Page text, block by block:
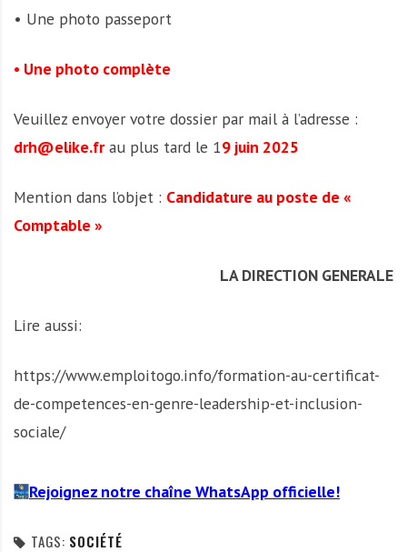
• Une photo passeport
• Une photo complète
Veuillez envoyer votre dossier par mail à l’adresse :
drh@elike.fr au plus tard le 19 juin 2025
Mention dans l’objet : Candidature au poste de «
Comptable »
LA DIRECTION GENERALE
Lire aussi:
https://www.emploitogo.info/formation-au-certificat-
de-competences-en-genre-leadership-et-inclusion-
sociale/
Rejoignez notre chaîne WhatsApp officielle!
TAGS: SOCIÉTÉ